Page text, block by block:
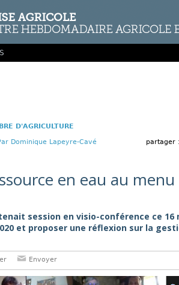
D'AGRICULTURE
partager :
Dominique Lapeyre-Cavé
en eau au menu
session en visio-conférence ce 16
et proposer une réflexion sur la
Envoyer